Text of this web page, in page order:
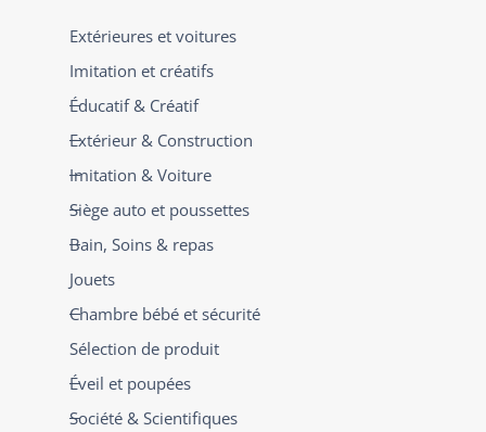
Extérieures et voitures
Imitation et créatifs
Éducatif & Créatif
Extérieur & Construction
Imitation & Voiture
Siège auto et poussettes
Bain, Soins & repas
Jouets
Chambre bébé et sécurité
Sélection de produit
Éveil et poupées
Société & Scientifiques